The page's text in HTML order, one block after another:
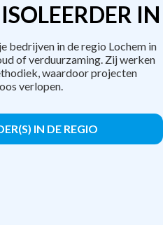
IN
bedrijven in de regio Lochem in
of verduurzaming. Zij werken
waardoor projecten
verlopen.
IN DE REGIO